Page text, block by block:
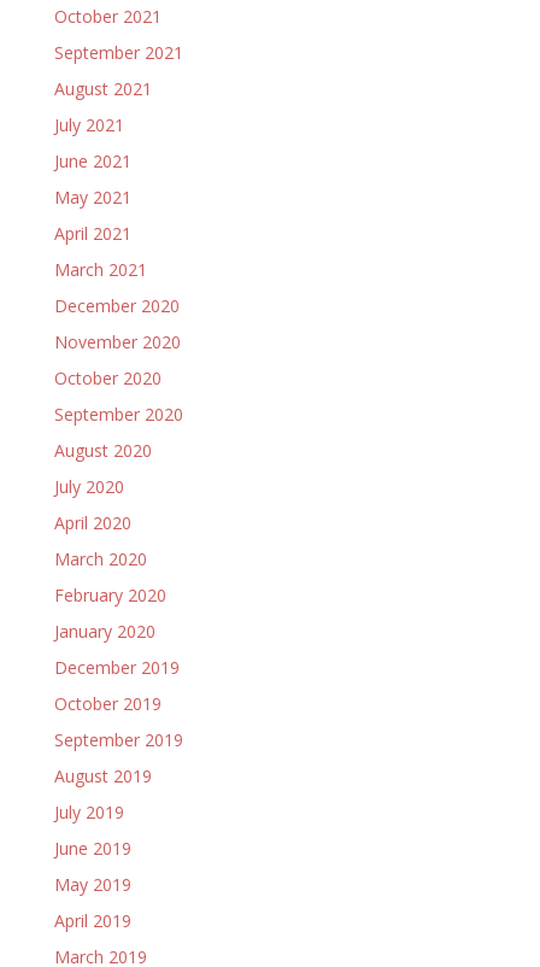
October 2021
September 2021
August 2021
July 2021
June 2021
May 2021
April 2021
March 2021
December 2020
November 2020
October 2020
September 2020
August 2020
July 2020
April 2020
March 2020
February 2020
January 2020
December 2019
October 2019
September 2019
August 2019
July 2019
June 2019
May 2019
April 2019
March 2019